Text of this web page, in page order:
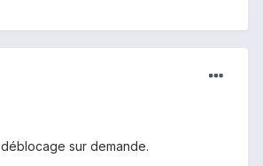
sur demande.